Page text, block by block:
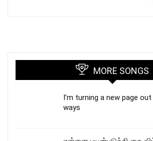
MORE SONGS
I’m turning a new page
ways